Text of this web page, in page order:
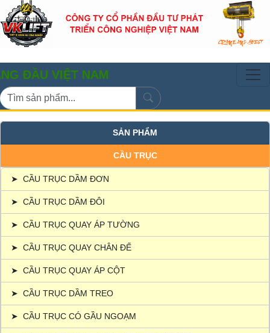
NAM
SẢN PHẨM
CẦU TRỤC
➤ CẦU TRỤC DẦM ĐƠN
➤ CẦU TRỤC DẦM ĐÔI
➤ CẦU TRỤC QUAY ÁP TƯỜNG
➤ CẦU TRỤC QUAY CHÂN ĐẾ
➤ CẦU TRỤC QUAY ÁP CỘT
➤ CẦU TRỤC DẦM TREO
➤ CẦU TRỤC CÓ GẦU NGOẠM